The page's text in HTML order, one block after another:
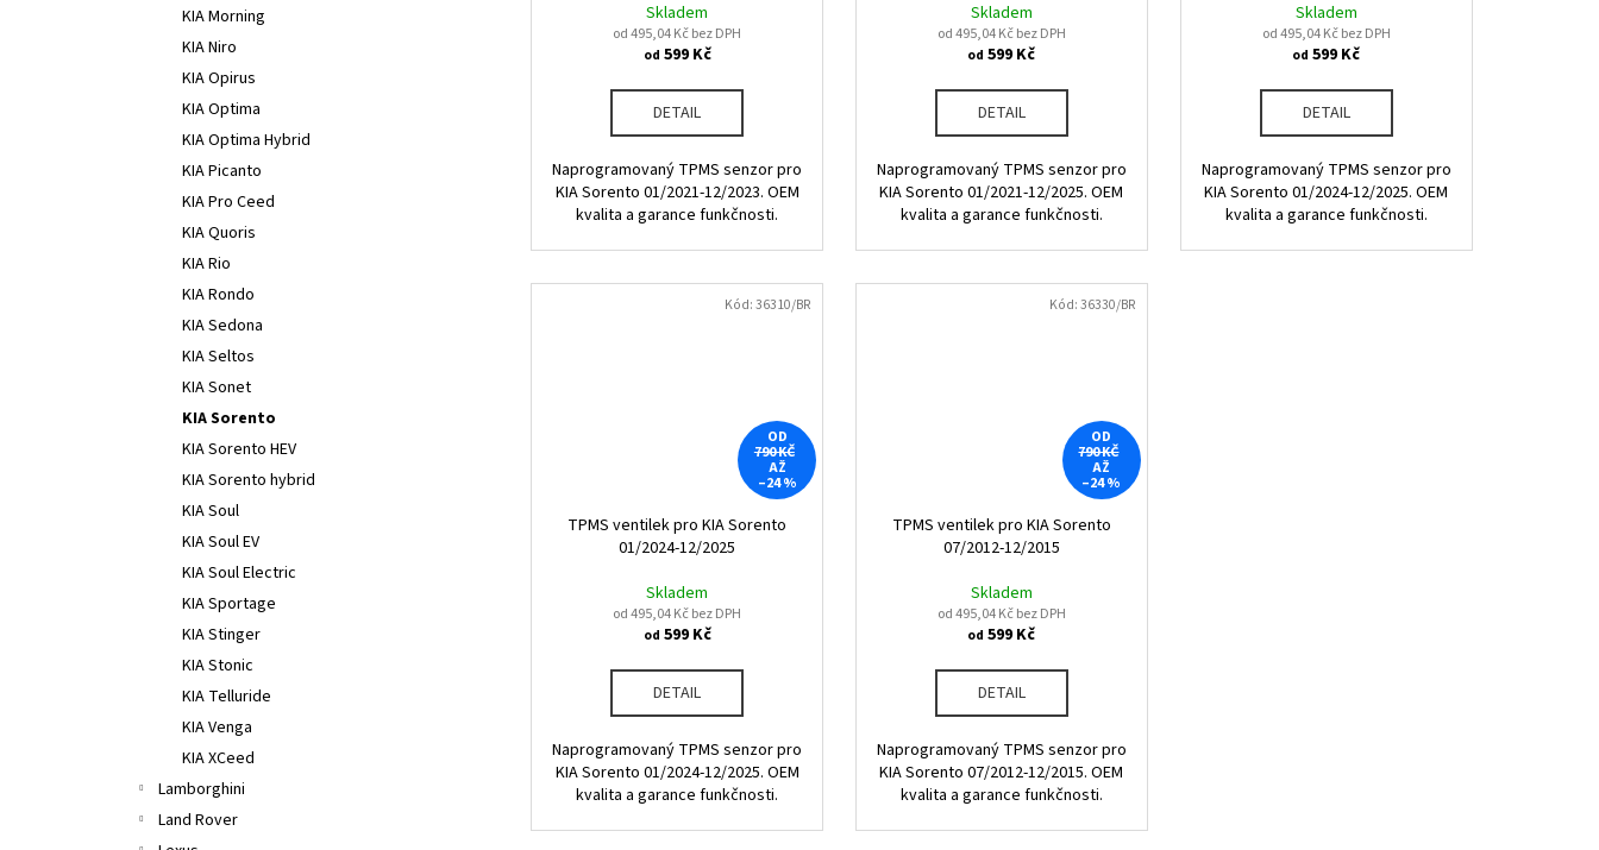
KIA Morning
KIA Niro
KIA Opirus
KIA Optima
KIA Optima Hybrid
KIA Picanto
KIA Pro Ceed
KIA Quoris
KIA Rio
KIA Rondo
KIA Sedona
KIA Seltos
KIA Sonet
KIA Sorento
KIA Sorento HEV
KIA Sorento hybrid
KIA Soul
KIA Soul EV
KIA Soul Electric
KIA Sportage
KIA Stinger
KIA Stonic
KIA Telluride
KIA Venga
KIA XCeed
Lamborghini
Land Rover
Skladem
od 495,04 Kč bez DPH
od 599 Kč
DETAIL
Naprogramovaný TPMS senzor pro
KIA Sorento 01/2021-12/2023. OEM
kvalita a garance funkčnosti.
Skladem
od 495,04 Kč bez DPH
od 599 Kč
DETAIL
Naprogramovaný TPMS senzor pro
KIA Sorento 01/2021-12/2025. OEM
kvalita a garance funkčnosti.
Skladem
od 495,04 Kč bez DPH
od 599 Kč
DETAIL
Naprogramovaný TPMS senzor pro
KIA Sorento 01/2024-12/2025. OEM
kvalita a garance funkčnosti.
OD
790 KČ
AŽ
–24 %
TPMS ventilek pro KIA Sorento
01/2024-12/2025
Skladem
od 495,04 Kč bez DPH
od 599 Kč
DETAIL
Naprogramovaný TPMS senzor pro
KIA Sorento 01/2024-12/2025. OEM
kvalita a garance funkčnosti.
Kód:36310/BR
OD
790 KČ
AŽ
–24 %
TPMS ventilek pro KIA Sorento
07/2012-12/2015
Skladem
od 495,04 Kč bez DPH
od 599 Kč
DETAIL
Naprogramovaný TPMS senzor pro
KIA Sorento 07/2012-12/2015. OEM
kvalita a garance funkčnosti.
Kód:36330/BR